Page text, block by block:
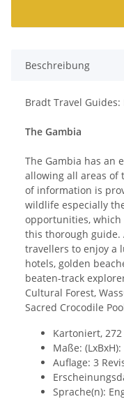
Beschreibung
Bradt Travel
The Gambia
The Gambia has an
allowing all areas of
of information is
wildlife especially
opportunities,
this thorough guide.
travellers to enjoy a
hotels, golden
beaten-track
Cultural Forest,
Sacred Crocodile
Kartoniert, 272
Maße:
Auflage: 3
Sprache(n):